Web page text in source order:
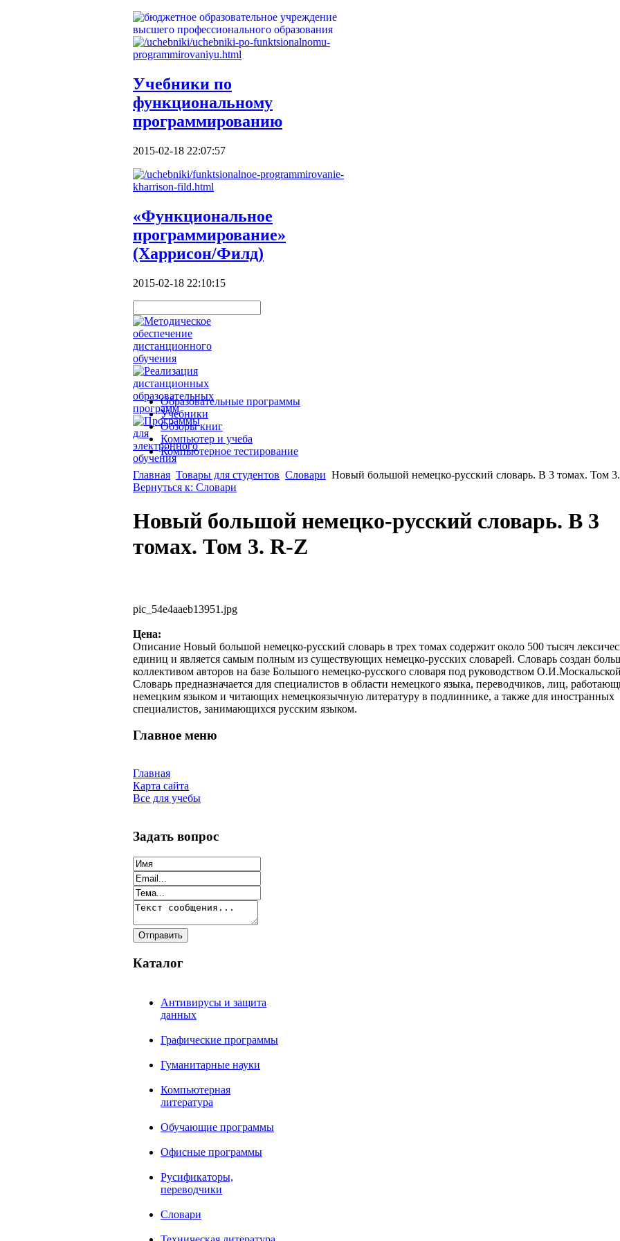
Учебники по
функциональному
программированию
2015-02-18 22:07:57
«Функциональное
программирование»
(Харрисон/Филд)
2015-02-18 22:10:15
Образовательные программы
Учебники
Обзоры книг
Компьютер и учеба
Компьютерное тестирование
Главная Товары для студентов Словари Новый большой немецко-русский словарь. В 3 томах. Том
Вернуться к: Словари
Новый большой немецко-русский словарь. В 3
томах. Том 3. R-Z
pic_54e4aaeb13951.jpg
Цена:
Описание Новый большой немецко-русский словарь в трех томах содержит около 500 тысяч
единиц и является самым полным из существующих немецко-русских словарей. Словарь создан
коллективом авторов на базе Большого немецко-русского словаря под руководством
Словарь предназначается для специалистов в области немецкого языка, переводчиков, лиц,
немецким языком и читающих немецкоязычную литературу в подлиннике, а также для иностранных
специалистов, занимающихся русским языком.
Главное меню
Главная
Карта сайта
Все для учебы
Задать вопрос
Каталог
Антивирусы и защита
данных
Графические программы
Гуманитарные науки
Компьютерная
литература
Обучающие программы
Офисные программы
Русификаторы,
переводчики
Словари